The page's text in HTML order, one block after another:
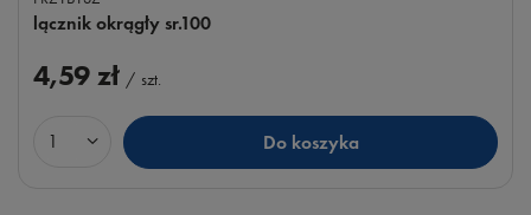
lącznik okrągły sr.100
4,59 zł / szt.
Ilość produktów Do koszyka